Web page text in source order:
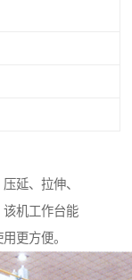
延、拉伸、
机工作台能
更方便。